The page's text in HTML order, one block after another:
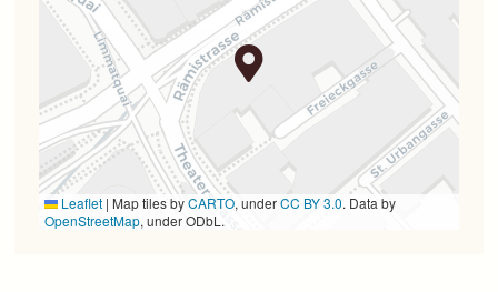
Leaflet | Map tiles byCARTO, underCC BY 3.0. Data by
OpenStreetMap, under ODbL.